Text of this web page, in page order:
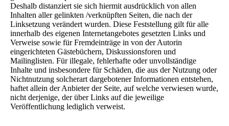
Deshalb distanziert sie sich hiermit ausdrücklich von allen
Inhalten aller gelinkten /verknüpften Seiten, die nach der
Linksetzung verändert wurden. Diese Feststellung gilt für alle
innerhalb des eigenen Internetangebotes gesetzten Links und
Verweise sowie für Fremdeinträge in von der Autorin
eingerichteten Gästebüchern, Diskussionsforen und
Mailinglisten. Für illegale, fehlerhafte oder unvollständige
Inhalte und insbesondere für Schäden, die aus der Nutzung oder
Nichtnutzung solcherart dargebotener Informationen entstehen,
haftet allein der Anbieter der Seite, auf welche verwiesen wurde,
nicht derjenige, der über Links auf die jeweilige
Veröffentlichung lediglich verweist.